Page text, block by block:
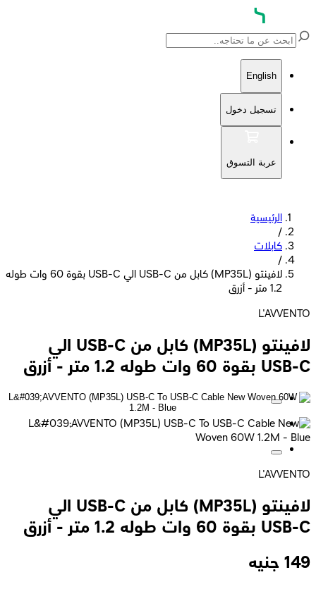
English
تسجيل دخول
عربة التسوق
الرئيسية
/
كابلات
/
لافينتو (MP35L) كابل من USB-C الي USB-C بقوة 60 وات طوله
1.2 متر - أزرق
L'AVVENTO
لافينتو (MP35L) كابل من USB-C الي
USB-C بقوة 60 وات طوله 1.2 متر - أزرق
L'AVVENTO
لافينتو (MP35L) كابل من USB-C الي
USB-C بقوة 60 وات طوله 1.2 متر - أزرق
149 جنيه